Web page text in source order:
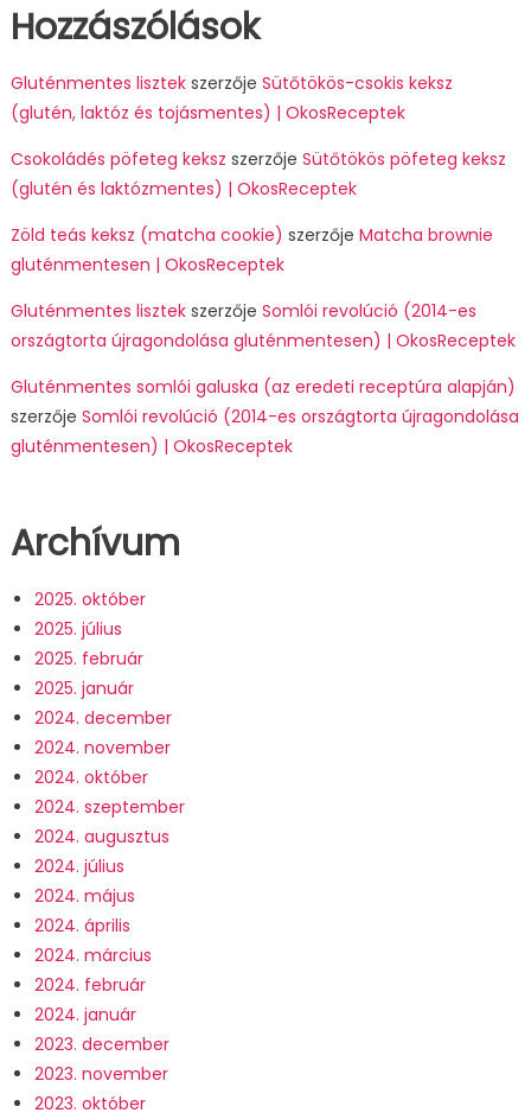
Hozzászólások
Gluténmentes lisztekszerzője Sütőtökös-csokis keksz
(glutén, laktóz és tojásmentes) | OkosReceptek
Csokoládés pöfeteg keksz szerzője Sütőtökös pöfeteg keksz
(glutén és laktózmentes) | OkosReceptek
Zöld teás keksz (matcha cookie) szerzője Matcha brownie
gluténmentesen | OkosReceptek
Gluténmentes lisztekszerzője Somlói revolúció (2014-es
országtorta újragondolása gluténmentesen) | OkosReceptek
Gluténmentes somlói galuska (az eredeti receptúra alapján)
szerzője Somlói revolúció (2014-es országtorta újragondolása
gluténmentesen) | OkosReceptek
Archívum
2025. október
2025. július
2025. február
2025. január
2024. december
2024. november
2024. október
2024. szeptember
2024. augusztus
2024. július
2024. május
2024. április
2024. március
2024. február
2024. január
2023. december
2023. november
2023. október